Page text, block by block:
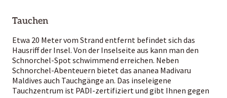
Tauchen
Etwa 20 Meter vom Strand entfernt befindet sich das
Hausriff der Insel. Von der Inselseite aus kann man den
Schnorchel-Spot schwimmend erreichen. Neben
Schnorchel-Abenteuern bietet das ananea Madivaru
Maldives auch Tauchgänge an. Das inseleigene
Tauchzentrum ist PADI-zertifiziert und gibt Ihnen gegen